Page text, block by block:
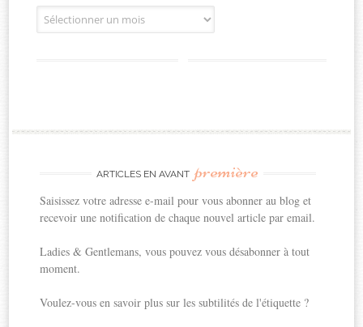
Archives
ARTICLES EN AVANT première
Saisissez votre adresse e-mail pour vous abonner au blog et
recevoir une notification de chaque nouvel article par email.
Ladies & Gentlemans, vous pouvez vous désabonner à tout
moment.
Voulez-vous en savoir plus sur les subtilités de l'étiquette ?